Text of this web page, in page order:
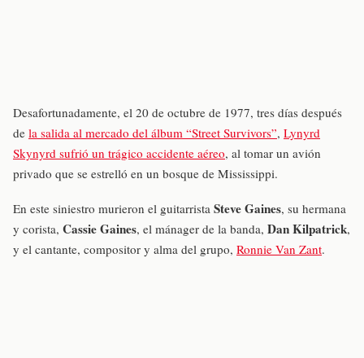
Desafortunadamente, el 20 de octubre de 1977, tres días después
de la salida al mercado del álbum “Street Survivors”, Lynyrd
Skynyrd sufrió un trágico accidente aéreo, al tomar un avión
privado que se estrelló en un bosque de Mississippi.
En este siniestro murieron el guitarrista Steve Gaines, su hermana
y corista, Cassie Gaines, el mánager de la banda, Dan Kilpatrick,
y el cantante, compositor y alma del grupo, Ronnie Van Zant.